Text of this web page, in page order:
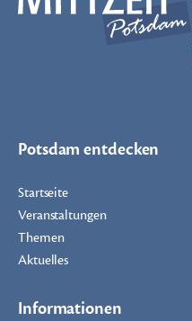
Potsdam entdecken
Startseite
Veranstaltungen
Themen
Aktuelles
Informationen